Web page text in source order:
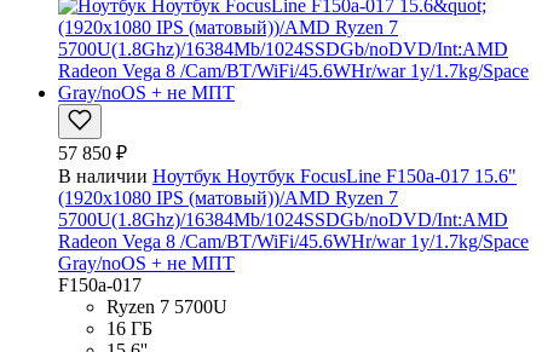
57 850 ₽
В наличии Ноутбук Ноутбук FocusLine F150a-017 15.6"
(1920x1080 IPS (матовый))/AMD Ryzen 7
5700U(1.8Ghz)/16384Mb/1024SSDGb/noDVD/Int:AMD
Radeon Vega 8 /Cam/BT/WiFi/45.6WHr/war 1y/1.7kg/Space
Gray/noOS + не МПТ
F150a-017
Ryzen 7 5700U
16 ГБ